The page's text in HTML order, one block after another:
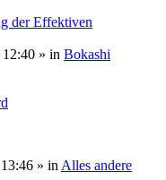
der Effektiven
» in Bokashi
» in Alles andere